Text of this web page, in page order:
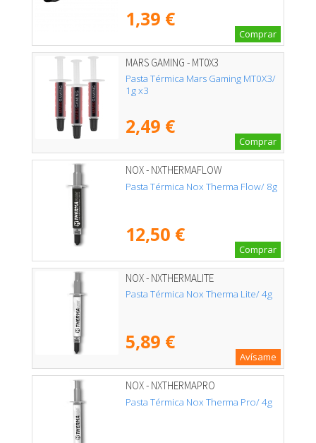
1,39 €
Comprar
MARS GAMING - MT0X3
Pasta Térmica Mars Gaming MT0X3/
1g x3
2,49 €
Comprar
NOX - NXTHERMAFLOW
Pasta Térmica Nox Therma Flow/ 8g
12,50 €
Comprar
NOX - NXTHERMALITE
Pasta Térmica Nox Therma Lite/ 4g
5,89 €
Avísame
NOX - NXTHERMAPRO
Pasta Térmica Nox Therma Pro/ 4g